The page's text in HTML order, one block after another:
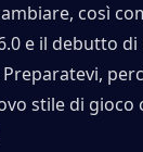
così
e il debutto di
stile di